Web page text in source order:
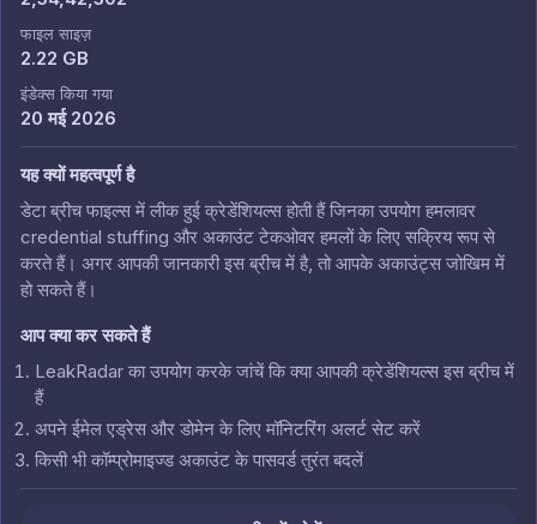
फाइल साइज़
2.22 GB
इंडेक्स किया गया
20 मई 2026
यह क्यों महत्वपूर्ण है
डेटा ब्रीच फाइल्स में लीक हुई क्रेडेंशियल्स होती हैं जिनका उपयोग हमलावर
credential stuffing और अकाउंट टेकओवर हमलों के लिए सक्रिय रूप से
करते हैं। अगर आपकी जानकारी इस ब्रीच में है, तो आपके अकाउंट्स जोखिम में
हो सकते हैं।
आप क्या कर सकते हैं
LeakRadar का उपयोग करके जांचें कि क्या आपकी क्रेडेंशियल्स इस ब्रीच में
हैं
अपने ईमेल एड्रेस और डोमेन के लिए मॉनिटरिंग अलर्ट सेट करें
किसी भी कॉम्प्रोमाइज्ड अकाउंट के पासवर्ड तुरंत बदलें